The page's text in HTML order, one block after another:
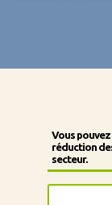
Vous
réduction
secteur.